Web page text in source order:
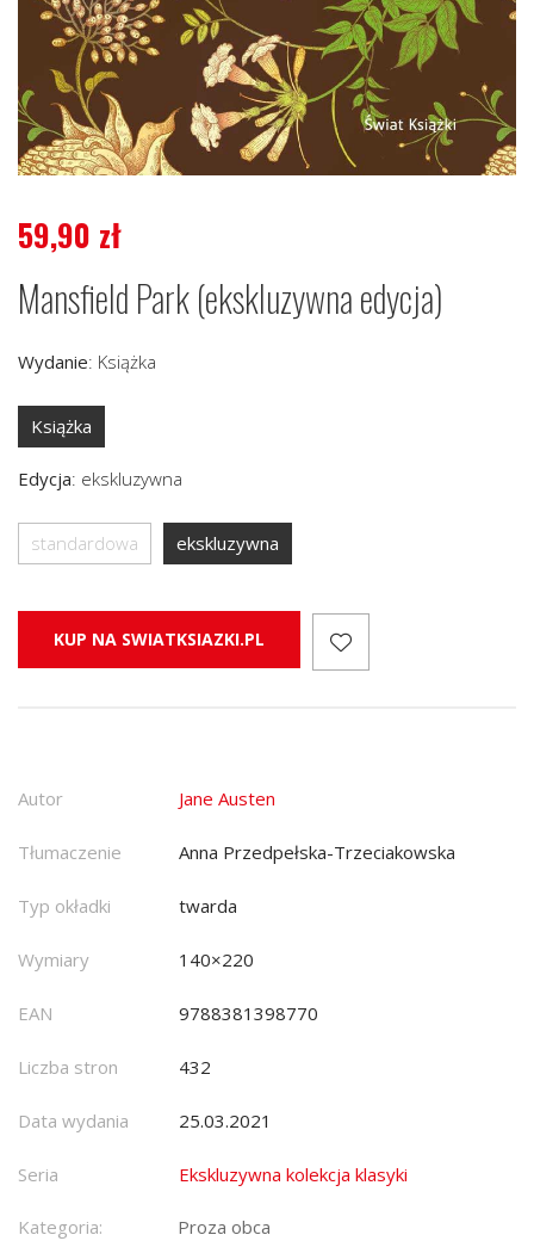
59,90 zł
Mansfield Park (ekskluzywna edycja)
Wydanie: Książka
Książka
Edycja: ekskluzywna
standardowa ekskluzywna
KUP NA SWIATKSIAZKI.PL
Autor Jane Austen
Tłumaczenie Anna Przedpełska-Trzeciakowska
Typ okładki twarda
Wymiary 140×220
EAN 9788381398770
Liczba stron 432
Data wydania 25.03.2021
Seria Ekskluzywna kolekcja klasyki
Kategoria: Proza obca